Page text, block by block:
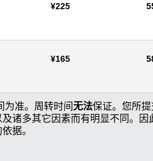
¥225
¥165
为准。周转时间无法保证。您所
诸多其它因素而有明显不同。因
据。